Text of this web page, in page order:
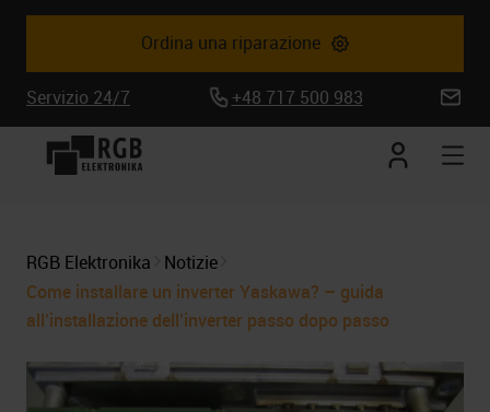
Ordina una riparazione
Servizio 24/7 +48 717 500 983
Conto
RGB Elektronika
Notizie
Come installare un inverter Yaskawa? – guida
all’installazione dell’inverter passo dopo passo